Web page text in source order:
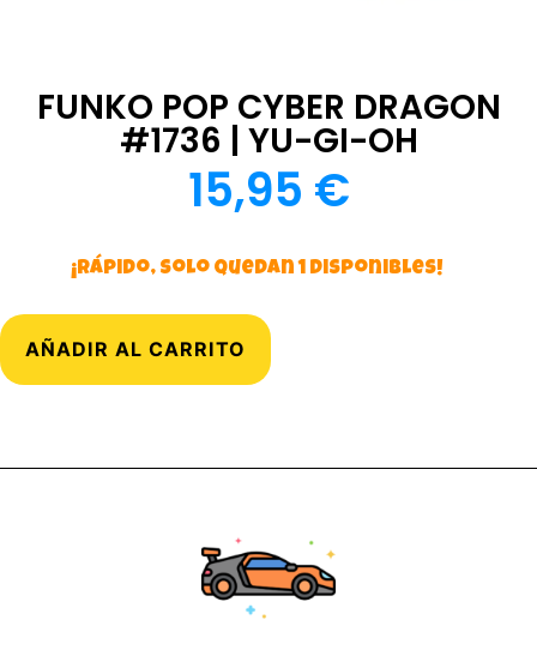
FUNKO POP CYBER DRAGON
#1736 | YU-GI-OH
15,95 €
¡Rápido, solo quedan 1 disponibles!
AÑADIR AL CARRITO